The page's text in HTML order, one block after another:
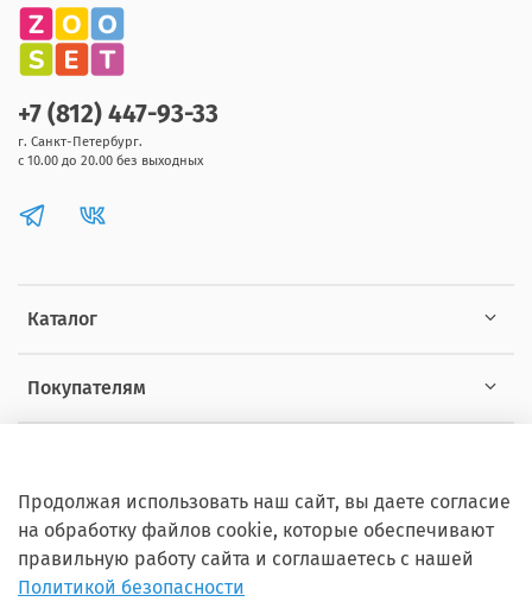
Каталог
Покупателям
+7 (812) 447-93-33
г. Санкт-Петербург.
с 10.00 до 20.00 без выходных
Продолжая использовать наш сайт, вы даете согласие
на обработку файлов cookie, которые обеспечивают
правильную работу сайта и соглашаетесь с нашей
Политикой безопасности